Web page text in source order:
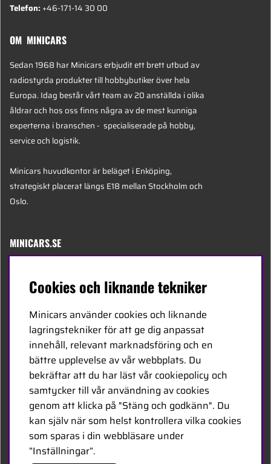
Telefon:+46-171-14 30 00
OM MINICARS
Sedan 1968 har Minicars erbjudit ett brett utbud av
radiostyrda produkter till hobbybutiker över hela
Europa. Idag består vårt team av 20 anställda i olika
åldrar och hos oss finns några av de mest kunniga
experterna i branschen - specialiserade på hobby,
service och logistik.
Minicars huvudkontor är beläget i Enköping,
strategiskt placerat längs E18 mellan Stockholm och
Oslo.
MINICARS.SE
Bli återförsäljare
Bli leverantör
Jobba hos oss
FÖLJ OSS
Facebook
Cookies och liknande tekniker
Minicars använder cookies och liknande
lagringstekniker för att ge dig anpassat
innehåll, relevant marknadsföring och en
bättre upplevelse av vår webbplats. Du
bekräftar att du har läst vår cookiepolicy och
samtycker till vår användning av cookies
genom att klicka på "Stäng och godkänn". Du
kan själv när som helst kontrollera vilka cookies
som sparas i din webbläsare under
”Inställningar”.